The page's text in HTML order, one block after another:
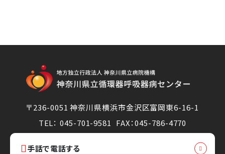
〒236-0051 神奈川県横浜市金沢区富岡東6-16-1
TEL： 045-701-9581
FAX：045-786-4770
手話で電話する